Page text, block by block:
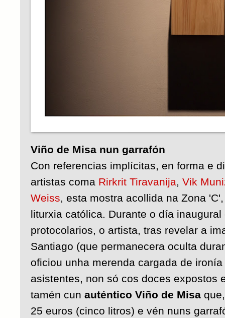
Viño de Misa nun garrafón
Con referencias implícitas, en forma e
artistas coma Rirkrit Tiravanija, Vik
Weiss, esta mostra acollida na Zona
liturxia católica. Durante o día
protocolarios, o artista, tras revelar a
Santiago (que permanecera oculta
oficiou unha merenda cargada de
asistentes, non só cos doces expostos
tamén cun auténtico Viño de Misa
25 euros (cinco litros) e vén nuns